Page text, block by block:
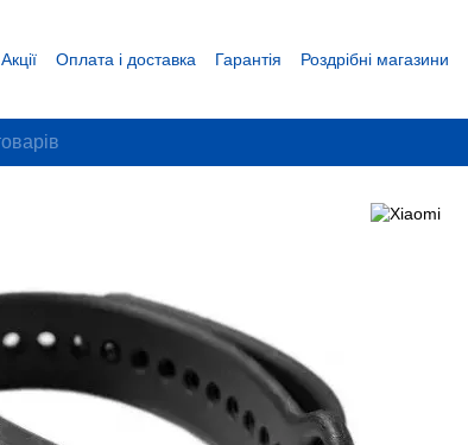
Акції Оплата і доставка Гарантія Роздрібні магазини